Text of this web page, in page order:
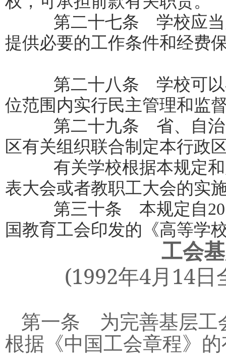
第二十七条 学校应当为
提供必要的工作条件和经费
第二十八条 学校可以在
位范围内实行民主管理和监
第二十九条 省、自治区
区有关组织联合制定本行政
有关学校根据本规定和
表大会或者教职工大会的实
第三十条 本规定自
国教育工会印发的《高等学
工会
(1992年4月 14日
第一条 为完善基层工
根据《中国工会章程》